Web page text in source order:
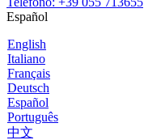
Español
English
Italiano
Français
Deutsch
Español
Português
中文